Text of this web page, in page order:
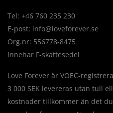
Tel: +46 760 235 230
E-post: info@loveforever.se
Org.nr: 556778-8475
Innehar F-skattesedel
Love Forever är VOEC-
3 000 SEK levereras utan tull
kostnader tillkommer än det